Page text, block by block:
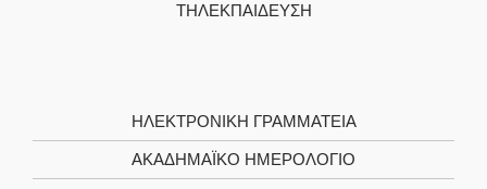
ΤΗΛΕΚΠΑΊΔΕΥΣΗ
ΗΛΕΚΤΡΟΝΙΚΉ ΓΡΑΜΜΑΤΕΊΑ
ΑΚΑΔΗΜΑΪΚΌ ΗΜΕΡΟΛΌΓΙΟ